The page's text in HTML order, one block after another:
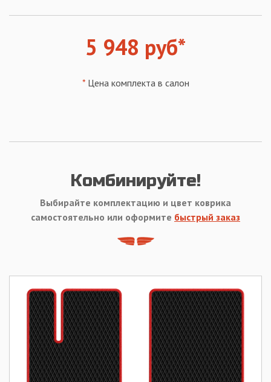
5 948 руб*
*Цена комплекта в салон
Комбинируйте!
Выбирайте комплектацию и цвет коврика
самостоятельно или оформите быстрый заказ